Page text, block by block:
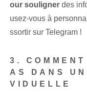
our souligner des
usez-vous à
ssortir sur Telegram !
3.
AS DANS
VIDUELLE